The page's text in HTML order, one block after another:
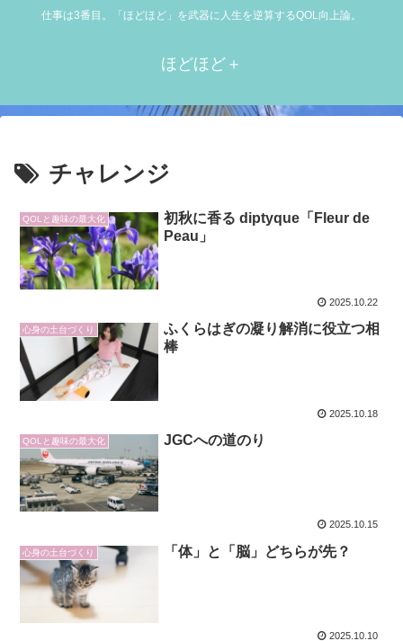
仕事は3番目。「ほどほど」を武器に人生を逆算するQOL向上論。
ほどほど＋
チャレンジ
QOLと趣味の最大化
初秋に香る diptyque「Fleur de
Peau」
2025.10.22
心身の土台づくり
ふくらはぎの凝り解消に役立つ相
棒
2025.10.18
QOLと趣味の最大化 JGCへの道のり
2025.10.15
心身の土台づくり 「体」と「脳」どちらが先？
2025.10.10